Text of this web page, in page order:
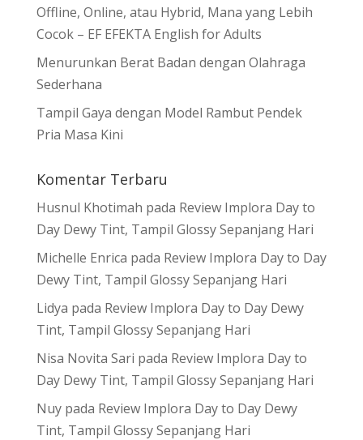
Offline, Online, atau Hybrid, Mana yang Lebih
Cocok – EF EFEKTA English for Adults
Menurunkan Berat Badan dengan Olahraga
Sederhana
Tampil Gaya dengan Model Rambut Pendek
Pria Masa Kini
Komentar Terbaru
Husnul Khotimah pada Review Implora Day to
Day Dewy Tint, Tampil Glossy Sepanjang Hari
Michelle Enrica pada Review Implora Day to Day
Dewy Tint, Tampil Glossy Sepanjang Hari
Lidya pada Review Implora Day to Day Dewy
Tint, Tampil Glossy Sepanjang Hari
Nisa Novita Sari pada Review Implora Day to
Day Dewy Tint, Tampil Glossy Sepanjang Hari
Nuypada Review Implora Day to Day Dewy
Tint, Tampil Glossy Sepanjang Hari